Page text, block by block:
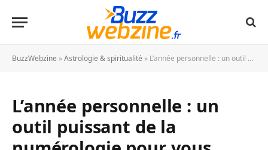
BuzzWebzine »Astrologie & spiritualité » L’année personnelle : un outil puissant de la numérologie pour vous guider !
L’année personnelle : un
outil puissant de la